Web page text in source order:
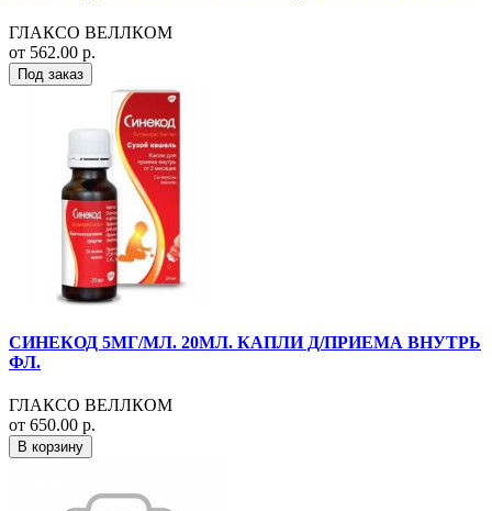
ГЛАКСО ВЕЛЛКОМ
от 562.00 р.
Под заказ
СИНЕКОД 5МГ/МЛ. 20МЛ. КАПЛИ Д/ПРИЕМА ВНУТРЬ
ФЛ.
ГЛАКСО ВЕЛЛКОМ
от 650.00 р.
В корзину